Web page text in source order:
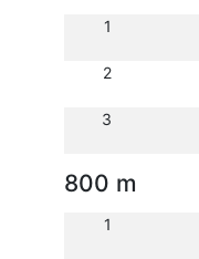
1
2
3
800 m
1